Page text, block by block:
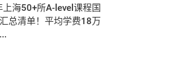
海50+所A-level课程国
总清单！平均学费18万